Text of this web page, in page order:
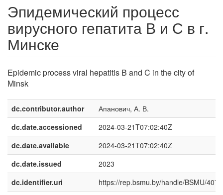
Эпидемический процесс
вирусного гепатита В и С в г.
Минске
Epidemic process viral hepatitis B and C in the city of
Minsk
dc.contributor.author
Апанович, А. В.
dc.date.accessioned
2024-03-21T07:02:40Z
dc.date.available
2024-03-21T07:02:40Z
dc.date.issued
2023
dc.identifier.uri
https://rep.bsmu.by/handle/BSMU/